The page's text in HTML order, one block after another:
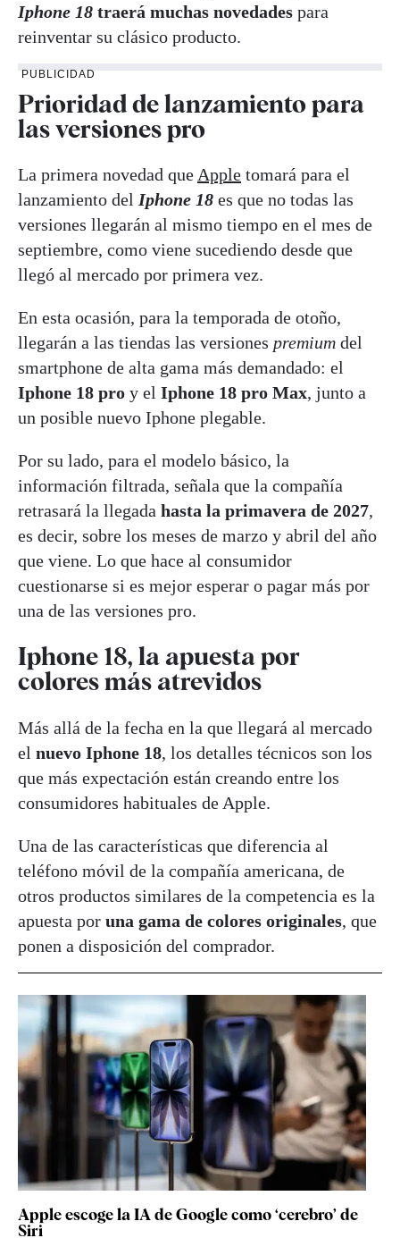
Iphone 18 traerá muchas novedades para
reinventar su clásico producto.
PUBLICIDAD
Prioridad de lanzamiento para
las versiones pro
La primera novedad que Apple tomará para el
lanzamiento del Iphone 18 es que no todas las
versiones llegarán al mismo tiempo en el mes de
septiembre, como viene sucediendo desde que
llegó al mercado por primera vez.
En esta ocasión, para la temporada de otoño,
llegarán a las tiendas las versiones premium del
smartphone de alta gama más demandado: el
Iphone 18 pro y el Iphone 18 pro Max, junto a
un posible nuevo Iphone plegable.
Por su lado, para el modelo básico, la
información filtrada, señala que la compañía
retrasará la llegada hasta la primavera de 2027,
es decir, sobre los meses de marzo y abril del año
que viene. Lo que hace al consumidor
cuestionarse si es mejor esperar o pagar más por
una de las versiones pro.
Iphone 18, la apuesta por
colores más atrevidos
Más allá de la fecha en la que llegará al mercado
el nuevo Iphone 18, los detalles técnicos son los
que más expectación están creando entre los
consumidores habituales de Apple.
Una de las características que diferencia al
teléfono móvil de la compañía americana, de
otros productos similares de la competencia es la
apuesta por una gama de colores originales, que
ponen a disposición del comprador.
Apple escoge la IA de Google como ‘cerebro’ de
Siri